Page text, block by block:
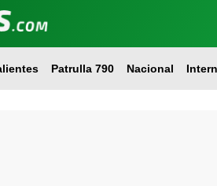
Patrulla 790 Nacional